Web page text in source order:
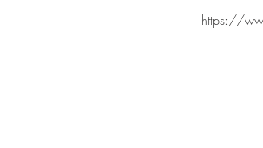
https://